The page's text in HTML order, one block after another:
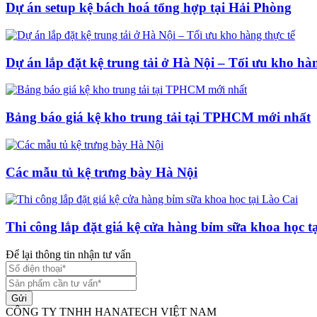
Dự án setup kệ bách hoá tổng hợp tại Hải Phòng
Dự án lắp đặt kệ trung tải ở Hà Nội – Tối ưu kho
Bảng báo giá kệ kho trung tải tại TPHCM mới nhất
Các mẫu tủ kệ trưng bày Hà Nội
Thi công lắp đặt giá kệ cửa hàng bỉm sữa khoa học
Để lại thông tin nhận tư vấn
Gửi
CÔNG TY TNHH HANATECH VIỆT NAM